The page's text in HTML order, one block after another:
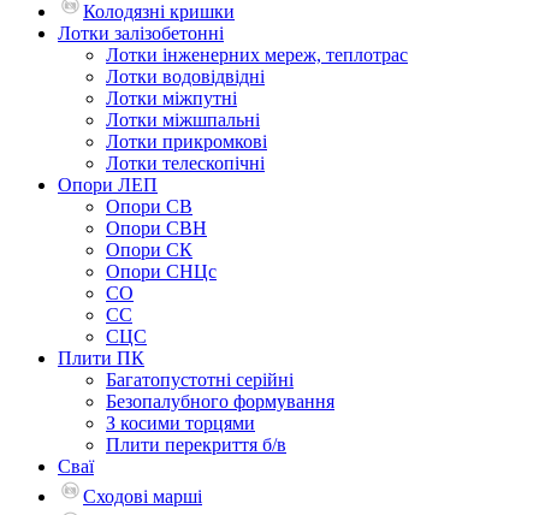
Колодязні кришки
Лотки залізобетонні
Лотки інженерних мереж, теплотрас
Лотки водовідвідні
Лотки міжпутні
Лотки міжшпальні
Лотки прикромкові
Лотки телескопічні
Опори ЛЕП
Опори СВ
Опори СВН
Опори СК
Опори СНЦс
СО
СС
СЦС
Плити ПК
Багатопустотні серійні
Безопалубного формування
З косими торцями
Плити перекриття б/в
Сваї
Сходові марші